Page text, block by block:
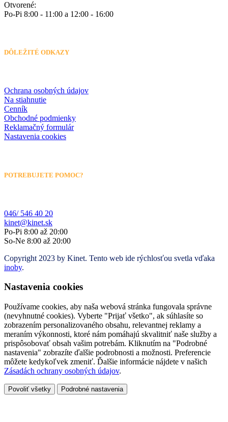
Otvorené:
Po-Pi 8:00 - 11:00 a 12:00 - 16:00
DÔLEŽITÉ ODKAZY
Ochrana osobných údajov
Na stiahnutie
Cenník
Obchodné podmienky
Reklamačný formulár
Nastavenia cookies
POTREBUJETE POMOC?
046/ 546 40 20
kinet@kinet.sk
Po-Pi 8:00 až 20:00
So-Ne 8:00 až 20:00
Copyright 2023 by Kinet. Tento web ide rýchlosťou svetla vďaka
inoby.
Nastavenia cookies
Používame cookies, aby naša webová stránka fungovala správne
(nevyhnutné cookies). Vyberte "Prijať všetko", ak súhlasíte so
zobrazením personalizovaného obsahu, relevantnej reklamy a
meraním výkonnosti, ktoré nám pomáhajú skvalitniť naše služby a
prispôsobovať obsah vašim potrebám. Kliknutím na "Podrobné
nastavenia" zobrazíte ďalšie podrobnosti a možnosti. Preferencie
môžete kedykoľvek zmeniť. Ďalšie informácie nájdete v našich
Zásadách ochrany osobných údajov.
Povoliť všetky Podrobné nastavenia